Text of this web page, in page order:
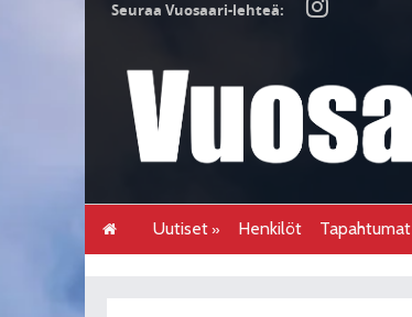
Seuraa Vuosaari-lehteä:
Uutiset Henkilöt Tapahtumat